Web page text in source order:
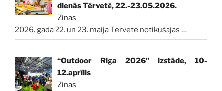
dienās Tērvetē, 22.-23.05.2026.
Ziņas
2026. gada 22. un 23. maijā Tērvetē notikušajās …
“Outdoor Riga 2026” izstāde, 10-
12.aprīlis
Ziņas